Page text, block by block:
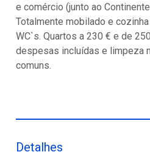
e comércio (junto ao
Totalmente mobilado e
WC`s. Quartos a 230 € e de
despesas incluídas e limpeza
comuns.
Detalhes